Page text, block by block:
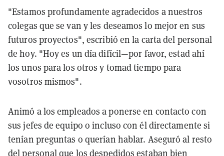
"Estamos profundamente agradecidos a nuestros
colegas que se van y les deseamos lo mejor en sus
futuros proyectos", escribió en la carta del personal
de hoy. "Hoy es un día difícil—por favor, estad ahí
los unos para los otros y tomad tiempo para
vosotros mismos".
Animó a los empleados a ponerse en contacto con
sus jefes de equipo o incluso con él directamente si
tenían preguntas o querían hablar. Aseguró al resto
del personal que los despedidos estaban bien